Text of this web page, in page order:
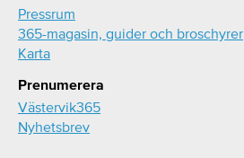
Pressrum
365-magasin, guider och broschyrer
Karta
Prenumerera
Västervik365
Nyhetsbrev